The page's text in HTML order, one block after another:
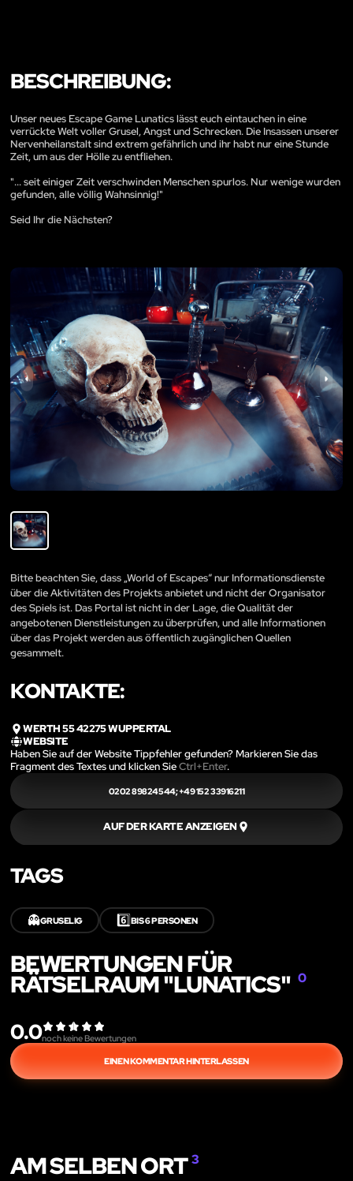
BESCHREIBUNG:
Unser neues Escape Game Lunatics lässt euch eintauchen in eine
verrückte Welt voller Grusel, Angst und Schrecken. Die Insassen unserer
Nervenheilanstalt sind extrem gefährlich und ihr habt nur eine Stunde
Zeit, um aus der Hölle zu entfliehen.
"... seit einiger Zeit verschwinden Menschen spurlos. Nur wenige wurden
gefunden, alle völlig Wahnsinnig!"
Seid Ihr die Nächsten?
Bitte beachten Sie, dass „World of Escapes“ nur Informationsdienste
über die Aktivitäten des Projekts anbietet und nicht der Organisator
des Spiels ist. Das Portal ist nicht in der Lage, die Qualität der
angebotenen Dienstleistungen zu überprüfen, und alle Informationen
über das Projekt werden aus öffentlich zugänglichen Quellen
gesammelt.
KONTAKTE:
WERTH 55 42275 WUPPERTAL
WEBSITE
Haben Sie auf der Website Tippfehler gefunden? Markieren Sie das
Fragment des Textes und klicken SieCtrl+Enter.
0202 89824544; +49 152 33916211
AUF DER KARTE ANZEIGEN
TAGS
👻GRUSELIG 6️⃣BIS 6 PERSONEN
BEWERTUNGEN FÜR
RÄTSELRAUM "LUNATICS"0
0.0noch keine Bewertungen
EINEN KOMMENTAR HINTERLASSEN
AM SELBEN ORT3